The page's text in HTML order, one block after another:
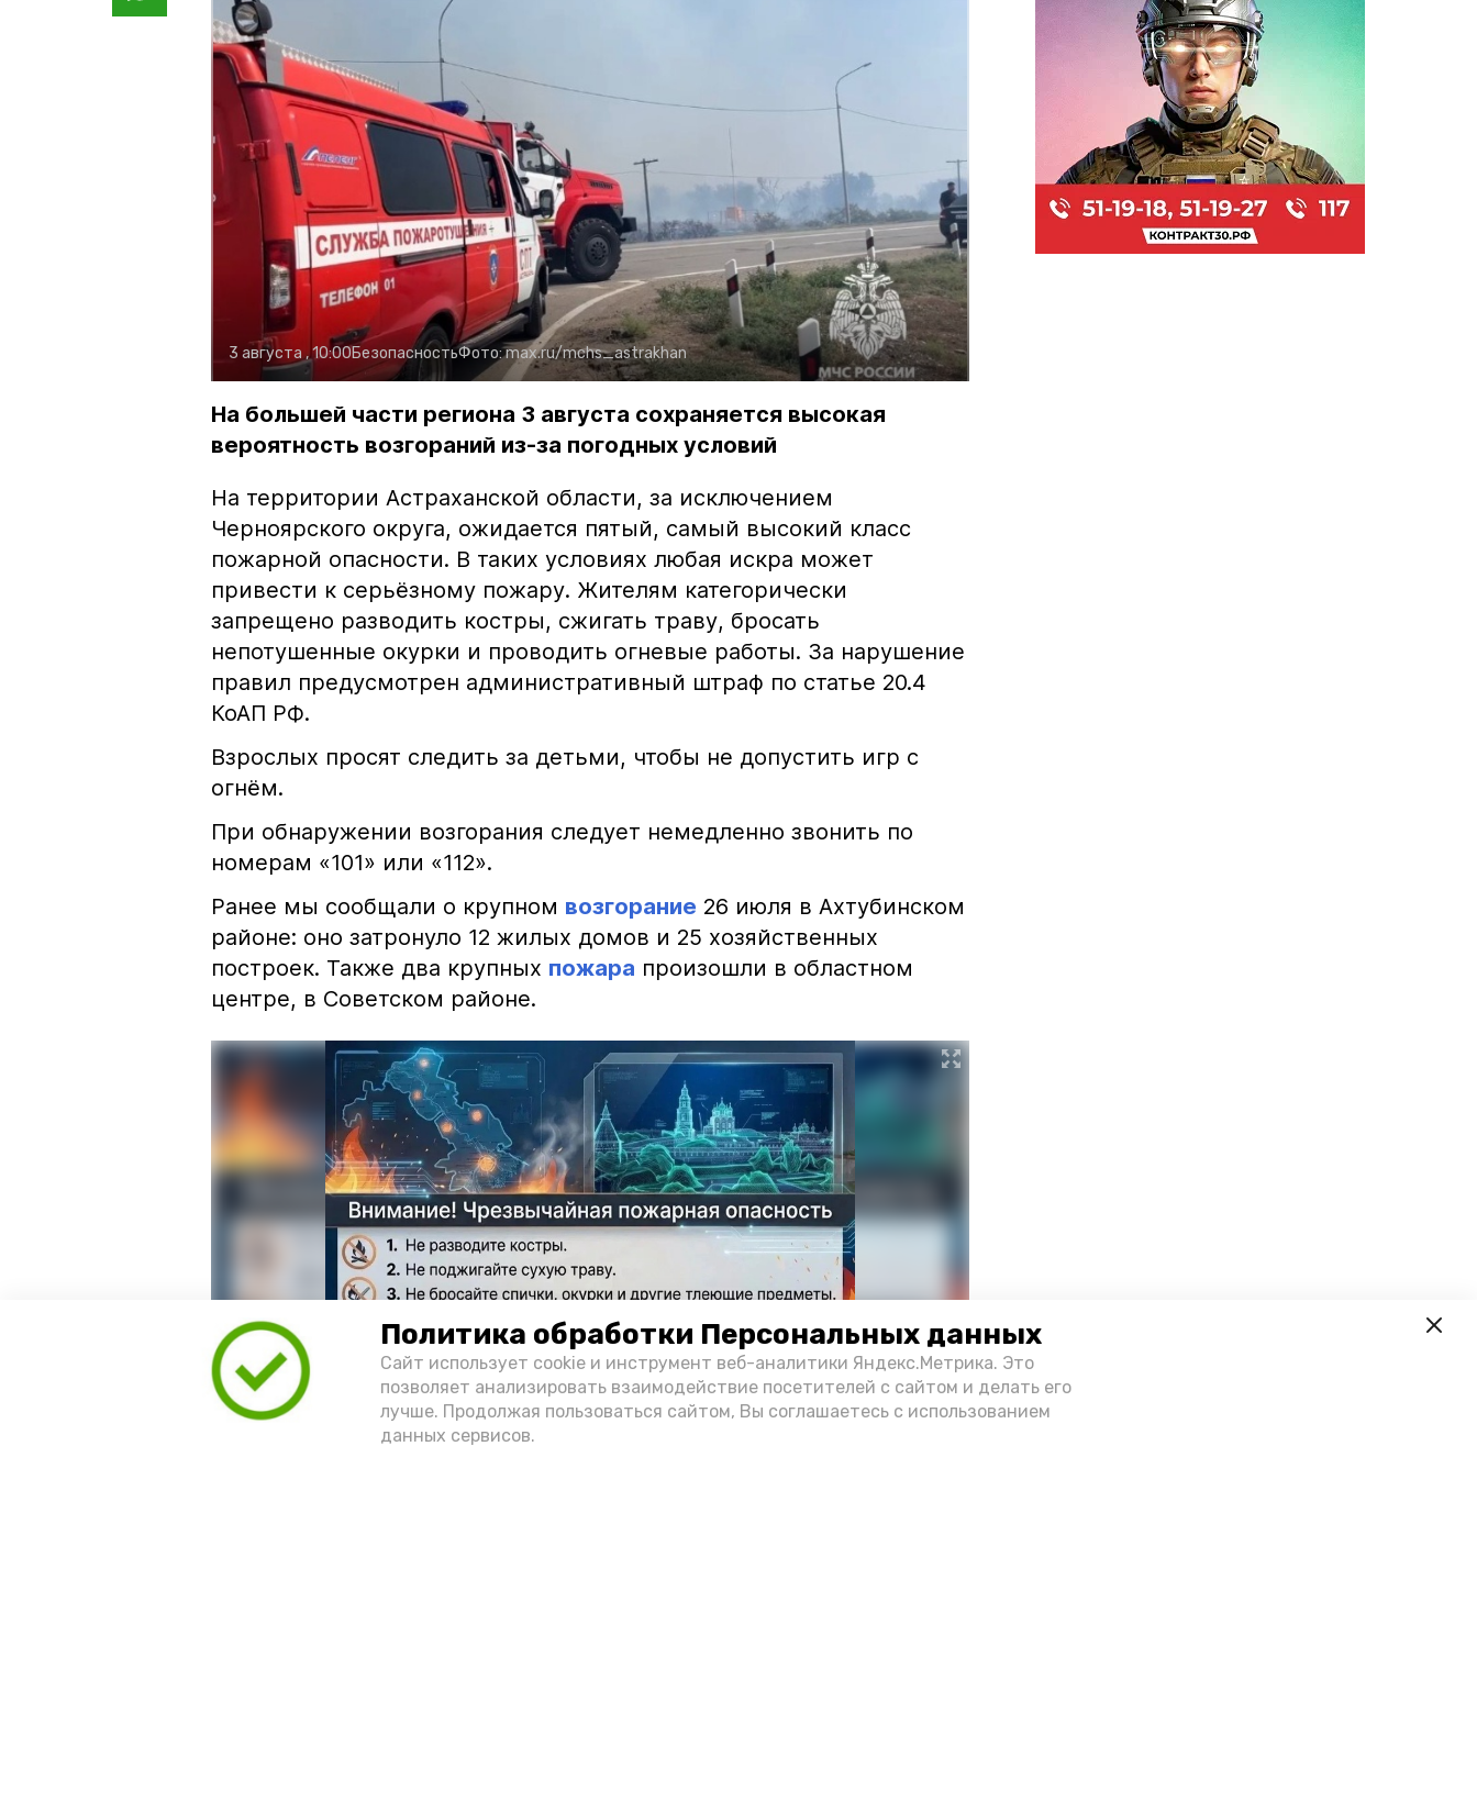
Политика обработки Персональных данных
Сайт использует cookie и инструмент веб-аналитики Яндекс.Метрика. Это
позволяет анализировать взаимодействие посетителей с сайтом и делать его
лучше. Продолжая пользоваться сайтом, Вы соглашаетесь с использованием
данных сервисов.
3 августа , 10:00БезопасностьФото:max.ru/mchs_astrakhan
На большей части региона 3 августа сохраняется высокая
вероятность возгораний из-за погодных условий
На территории Астраханской области, за исключением
Черноярского округа, ожидается пятый, самый высокий класс
пожарной опасности. В таких условиях любая искра может
привести к серьёзному пожару. Жителям категорически
запрещено разводить костры, сжигать траву, бросать
непотушенные окурки и проводить огневые работы. За нарушение
правил предусмотрен административный штраф по статье 20.4
КоАП РФ.
Взрослых просят следить за детьми, чтобы не допустить игр с
огнём.
При обнаружении возгорания следует немедленно звонить по
номерам «101» или «112».
Ранее мы сообщали о крупном возгорание 26 июля в Ахтубинском
районе: оно затронуло 12 жилых домов и 25 хозяйственных
построек. Также два крупных пожара произошли в областном
центре, в Советском районе.